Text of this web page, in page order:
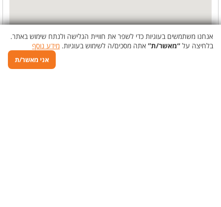
אנחנו משתמשים בעוגיות כדי לשפר את חוויית הגלישה ולנתח שימוש באתר.
בלחיצה על “מאשר/ת” אתה מסכים/ה לשימוש בעוגיות. מידע נוסף
אני מאשר/ת